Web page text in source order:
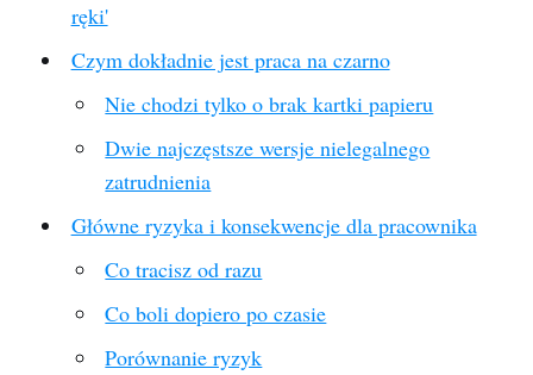
ręki'
Czym dokładnie jest praca na czarno
Nie chodzi tylko o brak kartki papieru
Dwie najczęstsze wersje nielegalnego
zatrudnienia
Główne ryzyka i konsekwencje dla pracownika
Co tracisz od razu
Co boli dopiero po czasie
Porównanie ryzyk